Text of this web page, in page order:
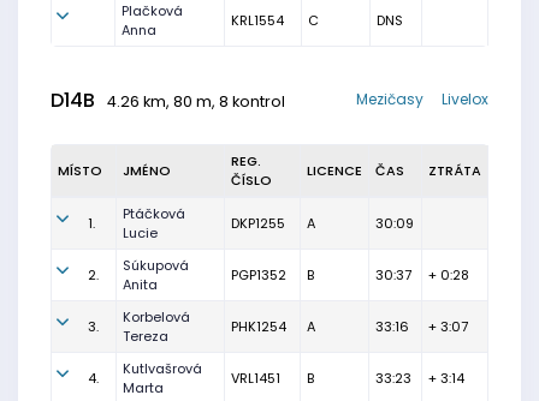
Plačková
Anna
KRL1554 C DNS
D14B 4.26 km, 80 m, 8 kontrol Livelox
Mezičasy
MÍSTO JMÉNO
REG.
ČÍSLO
LICENCE ČAS ZTRÁTA
1.
Ptáčková
Lucie
DKP1255 A 30:09
2.
Súkupová
Anita
PGP1352 B 30:37 + 0:28
3.
Korbelová
Tereza
PHK1254 A 33:16 + 3:07
4.
Kutlvašrová
Marta
VRL1451 B 33:23 + 3:14